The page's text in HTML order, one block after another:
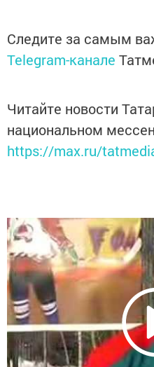
Следите за самым
Telegram-канале
Читайте новости
национальном
https://max.ru/